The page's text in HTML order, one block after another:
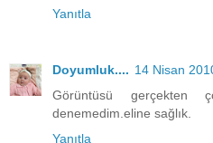
Yanıtla
Doyumluk.... 14 Nisan
Görüntüsü gerçekten
denemedim.eline sağlık.
Yanıtla